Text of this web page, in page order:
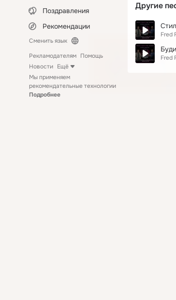
Поздравления
Рекомендации
Сменить язык
Рекламодателям Помощь
Новости Ещё
Мы применяем
рекомендательные технологии
Подробнее
Другие
Fred
Fred